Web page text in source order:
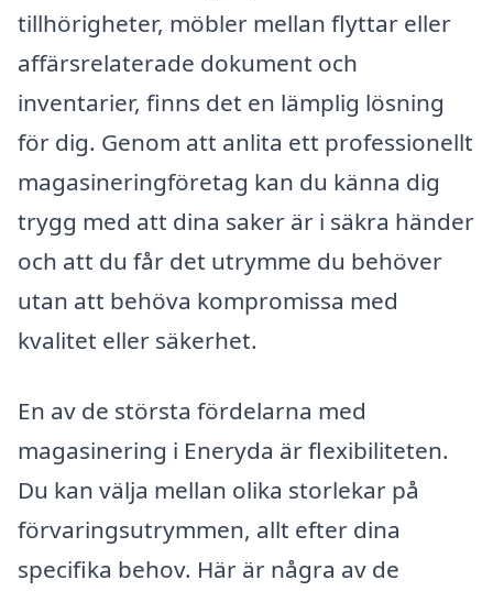
tillhörigheter, möbler mellan flyttar eller
affärsrelaterade dokument och
inventarier, finns det en lämplig lösning
för dig. Genom att anlita ett professionellt
magasineringföretag kan du känna dig
trygg med att dina saker är i säkra händer
och att du får det utrymme du behöver
utan att behöva kompromissa med
kvalitet eller säkerhet.
En av de största fördelarna med
magasinering i Eneryda är flexibiliteten.
Du kan välja mellan olika storlekar på
förvaringsutrymmen, allt efter dina
specifika behov. Här är några av de